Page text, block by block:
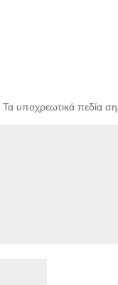
Τα υποχρεωτικά πεδία